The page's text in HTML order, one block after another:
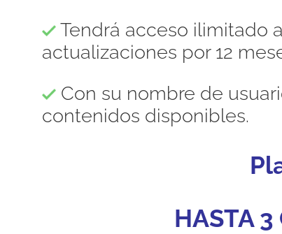
Tendrá acceso ilimitado
actualizaciones por 12
Con su nombre de
contenidos disponibles.
HASTA 3